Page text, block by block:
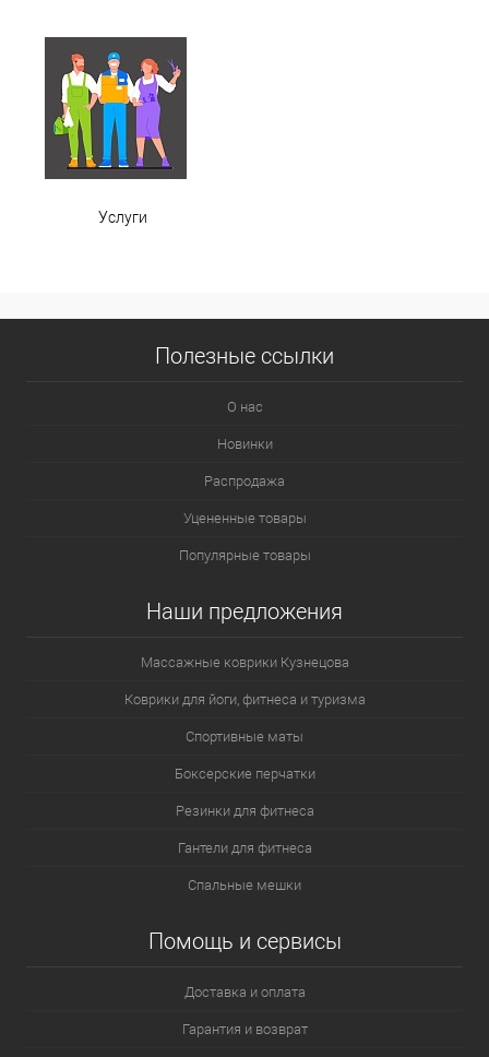
Услуги
Полезные ссылки
О нас
Новинки
Распродажа
Уцененные товары
Популярные товары
Наши предложения
Массажные коврики Кузнецова
Коврики для йоги, фитнеса и туризма
Спортивные маты
Боксерские перчатки
Резинки для фитнеса
Гантели для фитнеса
Спальные мешки
Помощь и сервисы
Доставка и оплата
Гарантия и возврат